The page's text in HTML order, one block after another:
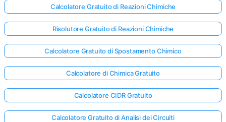
Calcolatore Gratuito di Reazioni Chimiche
Risolutore Gratuito di Reazioni Chimiche
Calcolatore Gratuito di Spostamento Chimico
Calcolatore di Chimica Gratuito
Calcolatore CIDR Gratuito
Calcolatore Gratuito di Analisi dei Circuiti